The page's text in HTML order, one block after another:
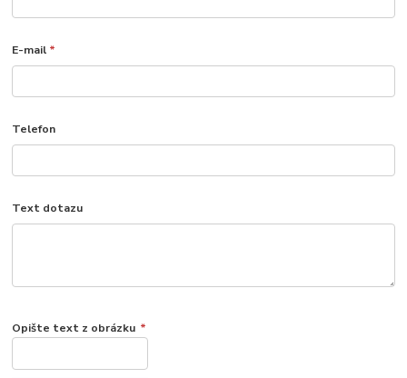
E-mail *
Telefon
Text dotazu
Opište text z obrázku *